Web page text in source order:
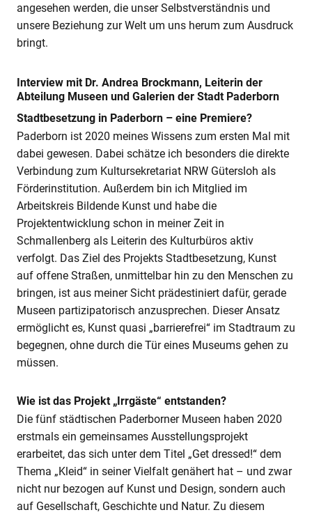
angesehen werden, die unser Selbstverständnis und
unsere Beziehung zur Welt um uns herum zum Ausdruck
bringt.
Interview mit Dr. Andrea Brockmann, Leiterin der
Abteilung Museen und Galerien der Stadt Paderborn
Stadtbesetzung in Paderborn – eine Premiere?
Paderborn ist 2020 meines Wissens zum ersten Mal mit
dabei gewesen. Dabei schätze ich besonders die direkte
Verbindung zum Kultursekretariat NRW Gütersloh als
Förderinstitution. Außerdem bin ich Mitglied im
Arbeitskreis Bildende Kunst und habe die
Projektentwicklung schon in meiner Zeit in
Schmallenberg als Leiterin des Kulturbüros aktiv
verfolgt. Das Ziel des Projekts Stadtbesetzung, Kunst
auf offene Straßen, unmittelbar hin zu den Menschen zu
bringen, ist aus meiner Sicht prädestiniert dafür, gerade
Museen partizipatorisch anzusprechen. Dieser Ansatz
ermöglicht es, Kunst quasi „barrierefrei“ im Stadtraum zu
begegnen, ohne durch die Tür eines Museums gehen zu
müssen.
Wie ist das Projekt „Irrgäste“ entstanden?
Die fünf städtischen Paderborner Museen haben 2020
erstmals ein gemeinsames Ausstellungsprojekt
erarbeitet, das sich unter dem Titel „Get dressed!“ dem
Thema „Kleid“ in seiner Vielfalt genähert hat – und zwar
nicht nur bezogen auf Kunst und Design, sondern auch
auf Gesellschaft, Geschichte und Natur. Zu diesem